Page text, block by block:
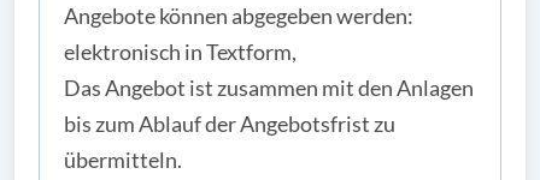
Angebote können abgegeben werden:
elektronisch in Textform,
Das Angebot ist zusammen mit den Anlagen
bis zum Ablauf der Angebotsfrist zu
übermitteln.